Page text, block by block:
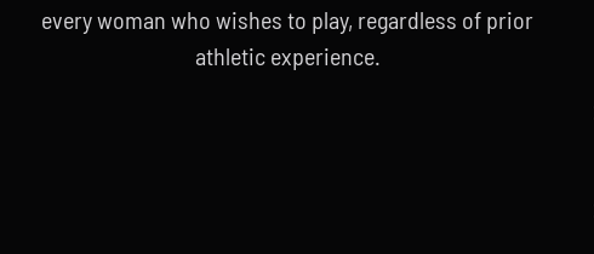
every woman who wishes to play, regardless of prior
athletic experience.